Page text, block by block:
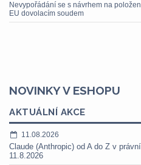
Nevypořádání se s návrhem na
EU dovolacím soudem
NOVINKY V ESHOPU
AKTUÁLNÍ AKCE
11.08.2026
Claude (Anthropic) od A do Z v
11.8.2026